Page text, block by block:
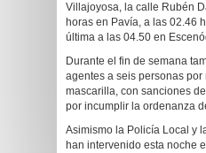
Villajoyosa, la calle Rubén
horas en Pavía, a las 02.46
última a las 04.50 en
​Durante el fin de semana
agentes a seis personas
mascarilla, con sanciones
por incumplir la ordenanza
Asimismo la Policía Local y
han intervenido esta noche